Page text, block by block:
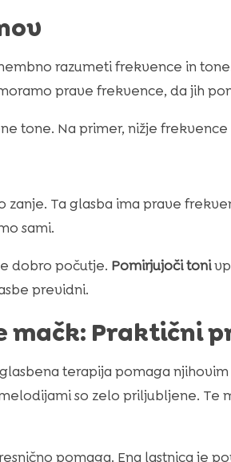
razumeti frekvence in
prave frekvence, da jih
tone. Na primer, nižje
zanje. Ta glasba ima prave
sami.
dobro počutje. Pomirjujoči toni
previdni.
mačk: Praktični
terapija pomaga
so zelo priljubljene. Te
pomaga. Ena lastnica je